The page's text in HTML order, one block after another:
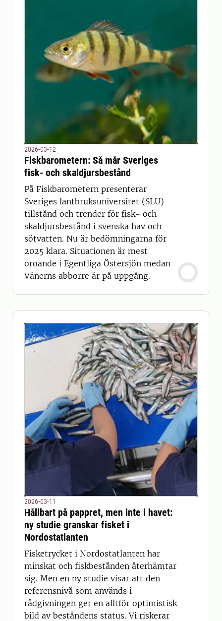
2026-03-12
Fiskbarometern: Så mår Sveriges
fisk- och skaldjursbestånd
På Fiskbarometern presenterar
Sveriges lantbruksuniversitet (SLU)
tillstånd och trender för fisk- och
skaldjursbestånd i svenska hav och
sötvatten. Nu är bedömningarna för
2025 klara. Situationen är mest
oroande i Egentliga Östersjön medan
Vänerns abborre är på uppgång.
2026-03-11
Hållbart på pappret, men inte i havet:
ny studie granskar fisket i
Nordostatlanten
Fisketrycket i Nordostatlanten har
minskat och fiskbestånden återhämtar
sig. Men en ny studie visar att den
referensnivå som används i
rådgivningen ger en alltför optimistisk
bild av beståndens status. Vi riskerar